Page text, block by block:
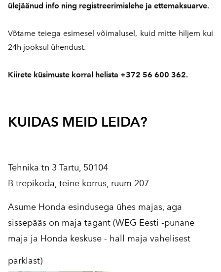
ülejäänud info ning registreerimislehe ja ettemaksuarve.
Võtame teiega esimesel võimalusel, kuid mitte hiljem kui
24h jooksul ühendust.
Kiirete küsimuste korral helista +372 56 600 362.
KUIDAS MEID LEIDA?
Tehnika tn 3 Tartu, 50104
B trepikoda, teine korrus, ruum 207
Asume Honda esindusega ühes majas, aga
sissepääs on maja tagant (WEG Eesti -punane
maja ja Honda keskuse - hall maja vahelisest
parklast)